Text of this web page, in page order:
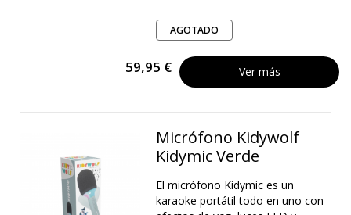
AGOTADO
59,95 € Ver más
Micrófono Kidywolf
Kidymic Verde
El micrófono Kidymic es un
karaoke portátil todo en uno con